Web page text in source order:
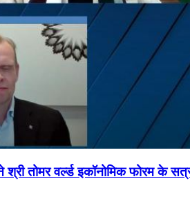
तोमर वर्ल्ड इकॉनोमिक फोरम के